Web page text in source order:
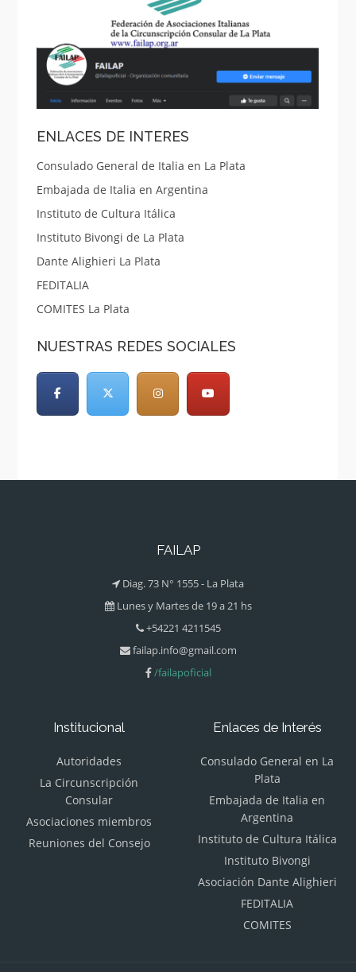
ENLACES DE INTERES
Consulado General de Italia en La Plata
Embajada de Italia en Argentina
Instituto de Cultura Itálica
Instituto Bivongi de La Plata
Dante Alighieri La Plata
FEDITALIA
COMITES La Plata
NUESTRAS REDES SOCIALES
FAILAP
Diag. 73 N° 1555 - La Plata
Lunes y Martes de 19 a 21 hs
+54221 4211545
failap.info@gmail.com
/failapoficial
Institucional
Autoridades
La Circunscripción
Consular
Asociaciones miembros
Reuniones del Consejo
Enlaces de Interés
Consulado General en La
Plata
Embajada de Italia en
Argentina
Instituto de Cultura Itálica
Instituto Bivongi
Asociación Dante Alighieri
FEDITALIA
COMITES